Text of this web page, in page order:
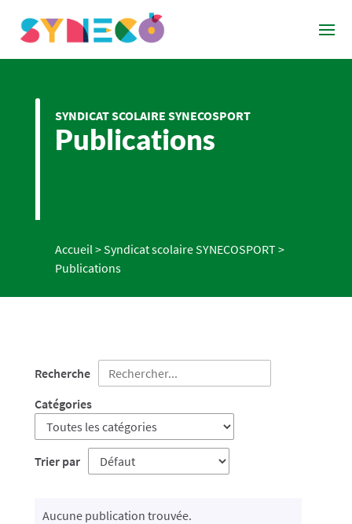
SYNDICAT SCOLAIRE SYNECOSPORT
Publications
Accueil>Syndicat scolaire SYNECOSPORT>
Publications
Recherche
Catégories
Trier par
Aucune publication trouvée.